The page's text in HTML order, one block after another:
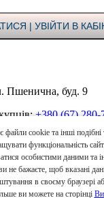
cookie та інші подібні
функціональність
особистими даними та
бажаєте, щоб вказані
в своєму браузері
ви можете на сторінці
| УВІЙТИ В
Пшенична, буд. 9
+380 (67) 280-
в Україні:+380
+380 (67) 658-